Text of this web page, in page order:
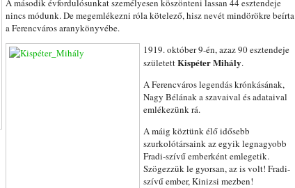
A második évfordulósunkat személyesen köszönteni lassan 44 esztendeje
nincs módunk. De megemlékezni róla kötelező, hisz nevét mindörökre beírta
a Ferencváros aranykönyvébe.
1919. október 9-én, azaz 90 esztendeje
születettKispéter Mihály.
A Ferencváros legendás krónkásának,
Nagy Bélának a szavaival és adataival
emlékezünk rá.
A máig köztünk élő idősebb
szurkolótársaink az egyik legnagyobb
Fradi-szívű emberként emlegetik.
Szögezzük le gyorsan, az is volt! Fradi-
szívű ember, Kinizsi mezben!